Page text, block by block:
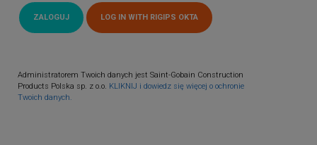
Administratorem Twoich danych jest Saint-Gobain Construction
Products Polska sp. z o.o. KLIKNIJ i dowiedz się więcej o ochronie
Twoich danych.